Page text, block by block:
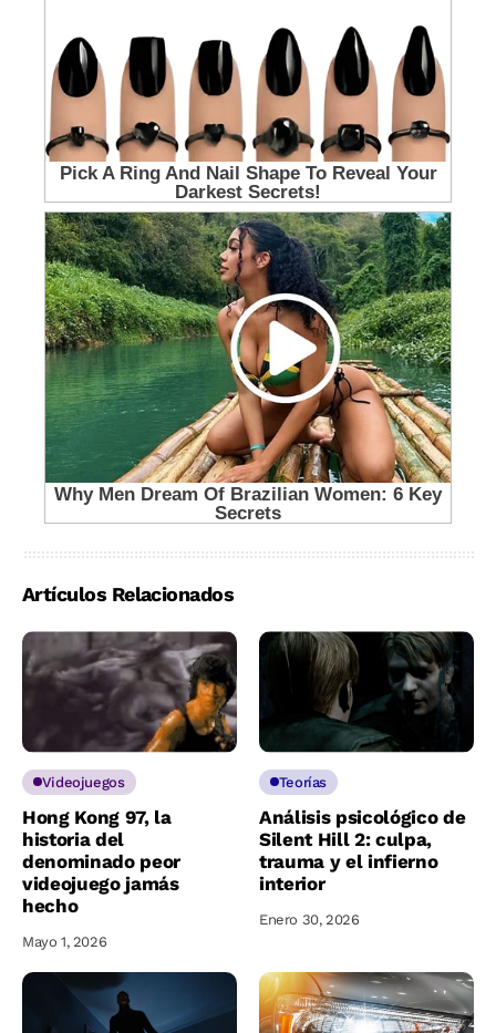
Artículos Relacionados
Videojuegos
Hong Kong 97, la
historia del
denominado peor
videojuego jamás
hecho
Mayo 1, 2026
Teorías
Análisis psicológico de
Silent Hill 2: culpa,
trauma y el infierno
interior
Enero 30, 2026